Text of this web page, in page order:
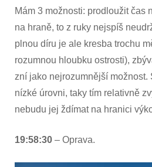
Mám 3 možnosti: prodloužit čas
na hraně, to z ruky nejspíš
plnou díru je ale kresba trochu
rozumnou hloubku ostrosti),
zní jako nejrozumnější možnost.
nízké úrovni, taky tím relativně
nebudu jej ždímat na hranici
19:58:30 – Oprava.